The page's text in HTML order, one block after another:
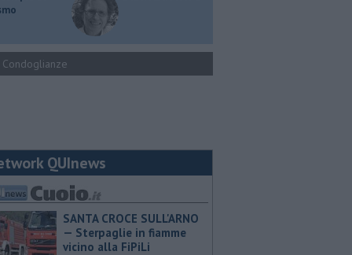
Condoglianze
QUInews
SANTA CROCE SULL'ARNO
— Sterpaglie in fiamme
vicino alla FiPiLi